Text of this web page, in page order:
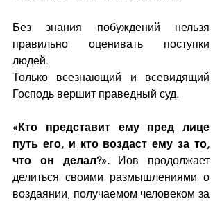
Без знания побуждений нельзя
правильно оценивать поступки
людей.
Только всезнающий и всевидящий
Господь вершит праведный суд.
«Кто представит ему пред лице
путь его, и кто воздаст ему за то,
что он делал?». Иов продолжает
делиться своими размышлениями о
воздаянии, получаемом человеком за